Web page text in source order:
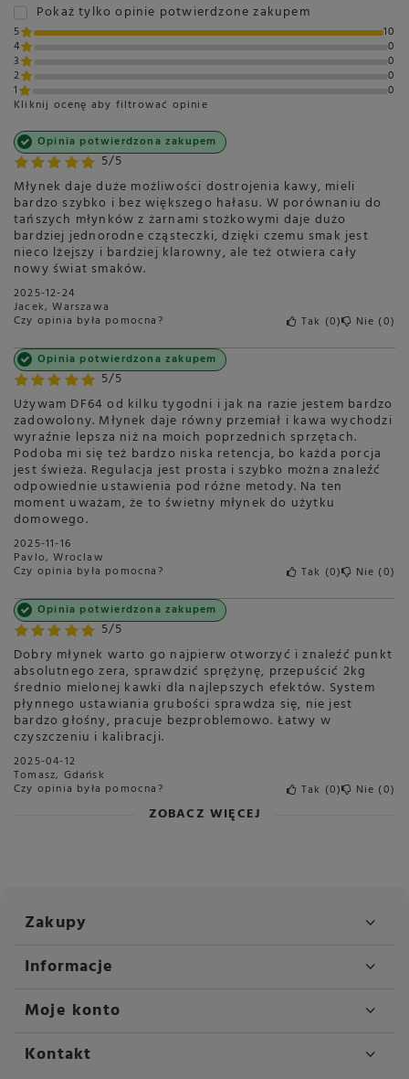
Pokaż tylko opinie potwierdzone zakupem
5
10
4
0
3
0
2
0
1
0
Kliknij ocenę aby filtrować opinie
5/5
Opinia potwierdzona zakupem
Młynek daje duże możliwości dostrojenia kawy, mieli
bardzo szybko i bez większego hałasu. W porównaniu do
tańszych młynków z żarnami stożkowymi daje dużo
bardziej jednorodne cząsteczki, dzięki czemu smak jest
nieco lżejszy i bardziej klarowny, ale też otwiera cały
nowy świat smaków.
2025-12-24
Jacek, Warszawa
Czy opinia była pomocna? Tak 0 Nie 0
5/5
Opinia potwierdzona zakupem
Używam DF64 od kilku tygodni i jak na razie jestem bardzo
zadowolony. Młynek daje równy przemiał i kawa wychodzi
wyraźnie lepsza niż na moich poprzednich sprzętach.
Podoba mi się też bardzo niska retencja, bo każda porcja
jest świeża. Regulacja jest prosta i szybko można znaleźć
odpowiednie ustawienia pod różne metody. Na ten
moment uważam, że to świetny młynek do użytku
domowego.
2025-11-16
Pavlo, Wroclaw
Czy opinia była pomocna? Tak 0 Nie 0
5/5
Opinia potwierdzona zakupem
Dobry młynek warto go najpierw otworzyć i znaleźć punkt
absolutnego zera, sprawdzić sprężynę, przepuścić 2kg
średnio mielonej kawki dla najlepszych efektów. System
płynnego ustawiania grubości sprawdza się, nie jest
bardzo głośny, pracuje bezproblemowo. Łatwy w
czyszczeniu i kalibracji.
2025-04-12
Tomasz, Gdańsk
Czy opinia była pomocna? Tak 0 Nie 0
ZOBACZ WIĘCEJ
Zakupy
Informacje
Moje konto
Kontakt